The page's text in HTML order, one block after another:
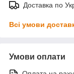
Доставка по
Всі умови
Умови оплати